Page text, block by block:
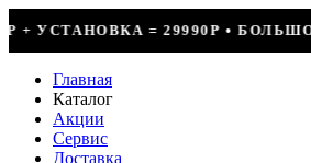
• БОЛЬШОЕ ПОСТУПЛЕНИЕ
Главная
Каталог
Акции
Сервис
Доставка